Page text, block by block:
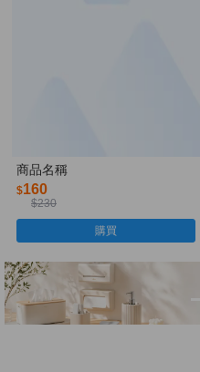
商品名稱
$160
$230
購買